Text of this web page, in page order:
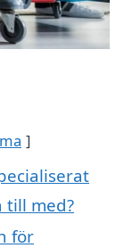
till med?
för